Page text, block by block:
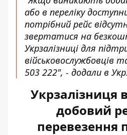
або в переліку
потрібний рейс
звертатися на
Укрзалізниці для
військовослужбовців
503 222", - додали в
Укрзалізниця
добовий
перевезення